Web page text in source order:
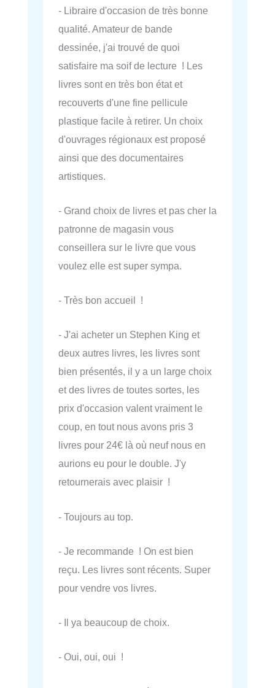
- Libraire d'occasion de très bonne
qualité. Amateur de bande
dessinée, j'ai trouvé de quoi
satisfaire ma soif de lecture ! Les
livres sont en très bon état et
recouverts d'une fine pellicule
plastique facile à retirer. Un choix
d'ouvrages régionaux est proposé
ainsi que des documentaires
artistiques.
- Grand choix de livres et pas cher la
patronne de magasin vous
conseillera sur le livre que vous
voulez elle est super sympa.
- Très bon accueil !
- J'ai acheter un Stephen King et
deux autres livres, les livres sont
bien présentés, il y a un large choix
et des livres de toutes sortes, les
prix d'occasion valent vraiment le
coup, en tout nous avons pris 3
livres pour 24€ là où neuf nous en
aurions eu pour le double. J'y
retournerais avec plaisir !
- Toujours au top.
- Je recommande ! On est bien
reçu. Les livres sont récents. Super
pour vendre vos livres.
- Il ya beaucoup de choix.
- Oui, oui, oui !